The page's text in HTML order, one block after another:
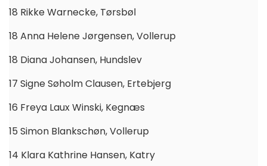
18 Rikke Warnecke, Tørsbøl
18 Anna Helene Jørgensen, Vollerup
18 Diana Johansen, Hundslev
17 Signe Søholm Clausen, Ertebjerg
16 Freya Laux Winski, Kegnæs
15 Simon Blankschøn, Vollerup
14 Klara Kathrine Hansen, Katry